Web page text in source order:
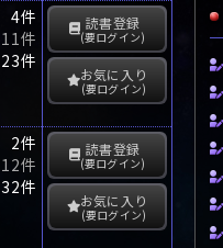
4件
11件
23件
読書登録
(要ログイン)
お気に入り
(要ログイン)
2件
12件
32件
読書登録
(要ログイン)
お気に入り
(要ログイン)